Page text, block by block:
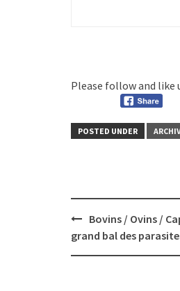
Please follow and like
POSTED UNDER
Post
navigation
Bovins / Ovins /
grand bal des